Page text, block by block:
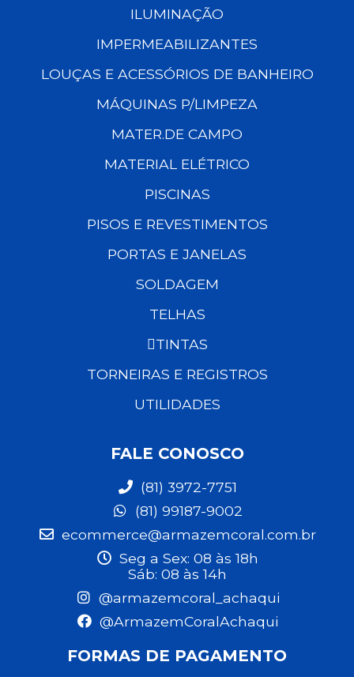
ILUMINAÇÃO
IMPERMEABILIZANTES
LOUÇAS E ACESSÓRIOS DE BANHEIRO
MÁQUINAS P/LIMPEZA
MATER.DE CAMPO
MATERIAL ELÉTRICO
PISCINAS
PISOS E REVESTIMENTOS
PORTAS E JANELAS
SOLDAGEM
TELHAS
TINTAS
TORNEIRAS E REGISTROS
UTILIDADES
FALE CONOSCO
(81) 3972-7751
(81) 99187-9002
ecommerce@armazemcoral.com.br
Seg a Sex: 08 às 18h
Sáb: 08 às 14h
@armazemcoral_achaqui
@ArmazemCoralAchaqui
FORMAS DE PAGAMENTO